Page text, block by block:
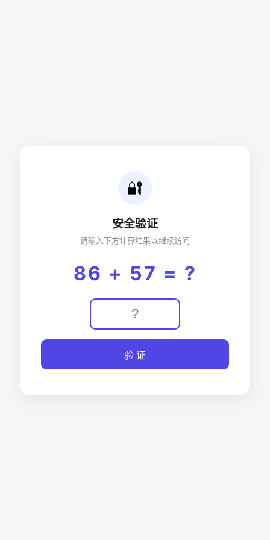
🔐
安全验证
请输入下方计算结果以继续访问
86 + 57 = ?
验 证